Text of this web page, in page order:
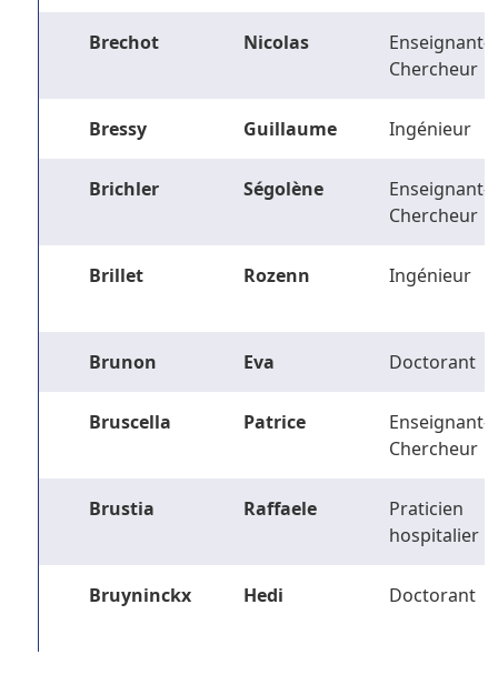
Brechot Nicolas
Enseignant-
Chercheur
Bressy Guillaume Ingénieur
Brichler Ségolène
Enseignant-
Chercheur
Brillet Rozenn Ingénieur
Brunon Eva Doctorant
Bruscella Patrice
Enseignant-
Chercheur
Brustia Raffaele
Praticien
hospitalier
Bruyninckx Hedi Doctorant